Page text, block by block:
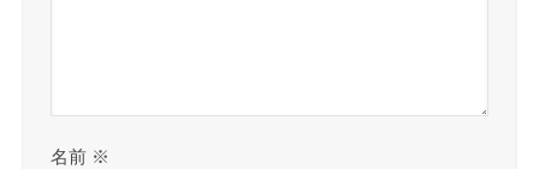
名前 ※